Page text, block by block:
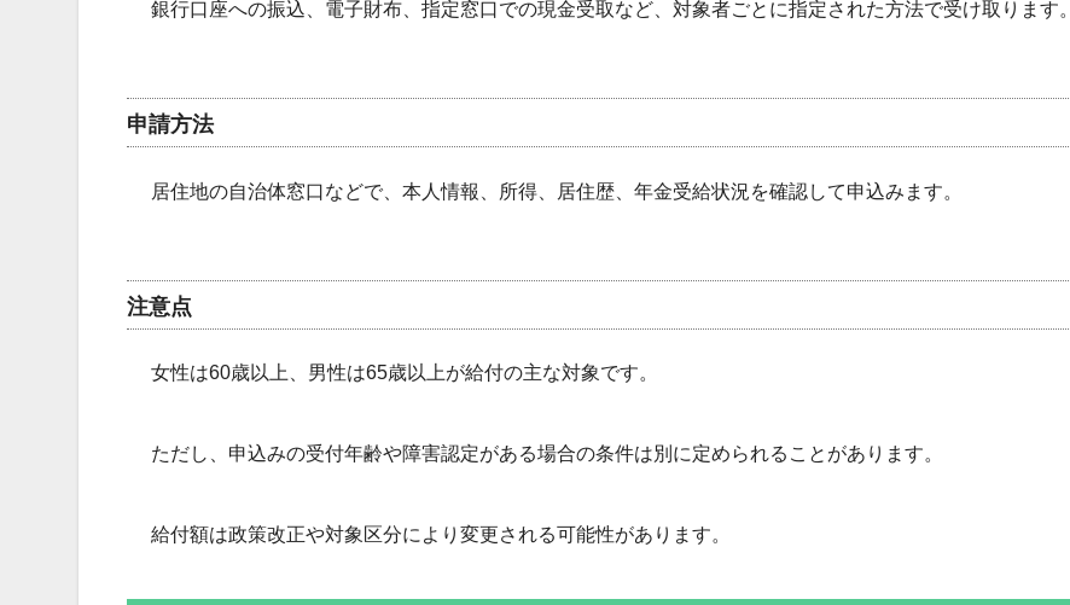
銀行口座への振込、電子財布、指定窓口での現金受取など、対象者ごとに指定された方法で受け取ります。
申請方法
居住地の自治体窓口などで、本人情報、所得、居住歴、年金受給状況を確認して申込みます。
注意点
女性は60歳以上、男性は65歳以上が給付の主な対象です。
ただし、申込みの受付年齢や障害認定がある場合の条件は別に定められることがあります。
給付額は政策改正や対象区分により変更される可能性があります。